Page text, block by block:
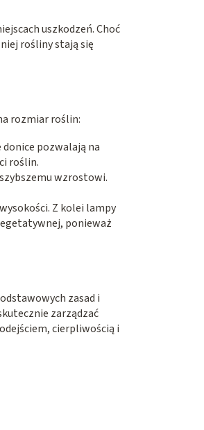
uszkodzeń. Choć
rośliny stają się
rozmiar roślin:
pozwalają na
roślin.
wzrostowi.
Z kolei lampy
ponieważ
zasad i
zarządzać
cierpliwością i